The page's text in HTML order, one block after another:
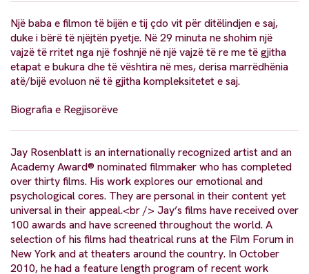
Një baba e filmon të bijën e tij çdo vit për ditëlindjen e saj,
duke i bërë të njëjtën pyetje. Në 29 minuta ne shohim një
vajzë të rritet nga një foshnjë në një vajzë të re me të gjitha
etapat e bukura dhe të vështira në mes, derisa marrëdhënia
atë/bijë evoluon në të gjitha kompleksitetet e saj.
Biografia e Regjisorëve
Jay Rosenblatt is an internationally recognized artist and an
Academy Award® nominated filmmaker who has completed
over thirty films. His work explores our emotional and
psychological cores. They are personal in their content yet
universal in their appeal.<br /> Jay’s films have received over
100 awards and have screened throughout the world. A
selection of his films had theatrical runs at the Film Forum in
New York and at theaters around the country. In October
2010, he had a feature length program of recent work